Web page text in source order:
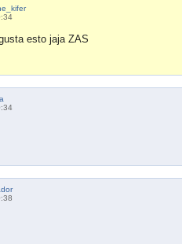
esto jaja ZAS